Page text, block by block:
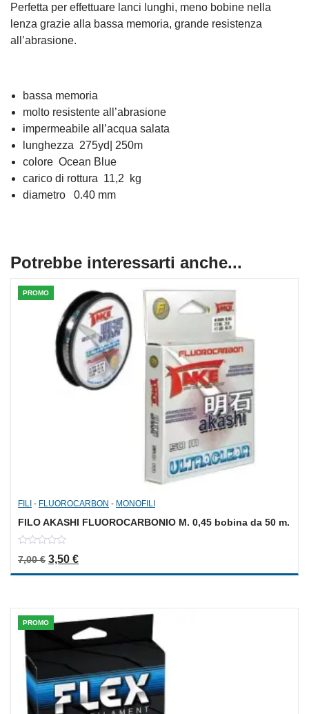
Perfetta per effettuare lanci lunghi, meno bobine nella
lenza grazie alla bassa memoria, grande resistenza
all’abrasione.
bassa memoria
molto resistente all’abrasione
impermeabile all’acqua salata
lunghezza 275yd| 250m
colore Ocean Blue
carico di rottura 11,2 kg
diametro 0.40 mm
Potrebbe interessarti anche...
PROMO
FILI - FLUOROCARBON - MONOFILI
FILO AKASHI FLUOROCARBONIO M. 0,45 bobina da 50 m.
out
7,00€ Il prezzo originale era: 7,00 €.
3,50 €Il prezzo attuale è: 3,50 €.
PROMO